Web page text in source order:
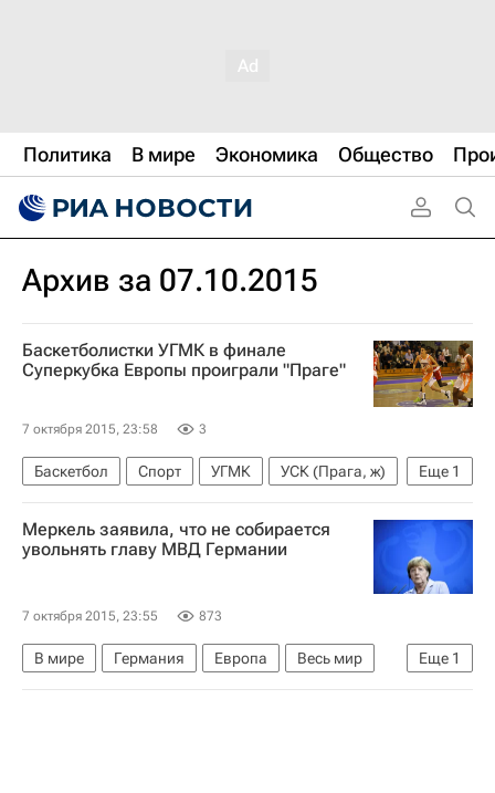
Политика В мире Экономика Общество
Архив за 07.10.2015
Баскетболистки УГМК в финале
Суперкубка Европы проиграли "Праге"
7 октября 2015, 23:58 3
Еще 1
Баскетбол Спорт УГМК
УСК (Прага, ж)
Дайана Таурази
Меркель заявила, что не собирается
увольнять главу МВД Германии
7 октября 2015, 23:55 873
Еще 1
В мире Германия Европа
Весь мир
Ангела Меркель